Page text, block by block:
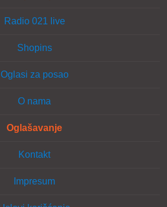
Radio 021 live
Shopins
Oglasi za posao
O nama
Oglašavanje
Kontakt
Impresum